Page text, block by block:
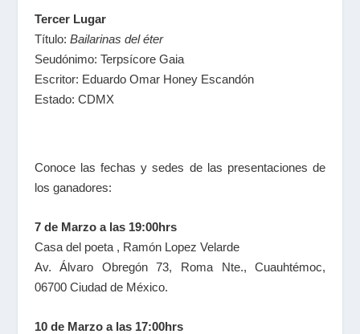
Tercer Lugar
Título: Bailarinas del éter
Seudónimo: Terpsícore Gaia
Escritor: Eduardo Omar Honey Escandón
Estado: CDMX
Conoce las fechas y sedes de las presentaciones de
los ganadores:
7 de Marzo a las 19:00hrs
Casa del poeta , Ramón Lopez Velarde
Av. Álvaro Obregón 73, Roma Nte., Cuauhtémoc,
06700 Ciudad de México.
10 de Marzo a las 17:00hrs